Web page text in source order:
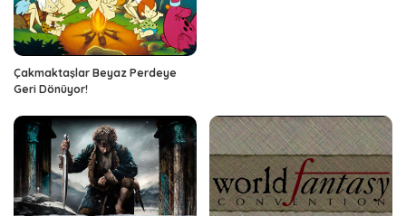
Çakmaktaşlar Beyaz Perdeye
Geri Dönüyor!